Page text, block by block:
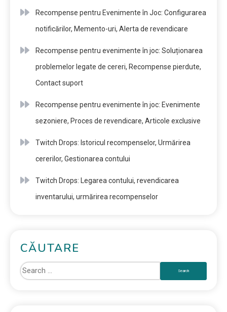
Recompense pentru Evenimente în Joc: Configurarea
notificărilor, Memento-uri, Alerta de revendicare
Recompense pentru evenimente în joc: Soluționarea
problemelor legate de cereri, Recompense pierdute,
Contact suport
Recompense pentru evenimente în joc: Evenimente
sezoniere, Proces de revendicare, Articole exclusive
Twitch Drops: Istoricul recompenselor, Urmărirea
cererilor, Gestionarea contului
Twitch Drops: Legarea contului, revendicarea
inventarului, urmărirea recompenselor
CĂUTARE